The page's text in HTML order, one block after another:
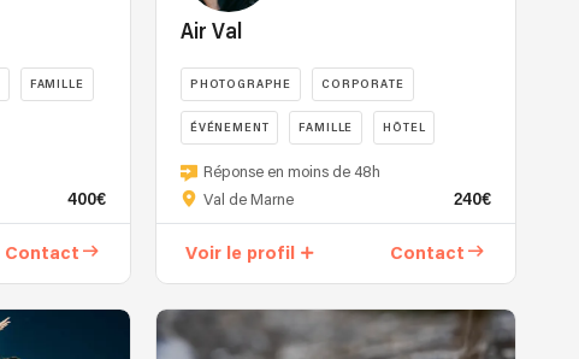
FAMILLE
400€
Contact
Air Val
PHOTOGRAPHE CORPORATE
ÉVÉNEMENT FAMILLE HÔTEL
Réponse en moins de 48h
Val de Marne
240€
Voir le profil Contact